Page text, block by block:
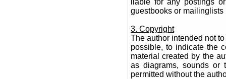
liable for any postings
guestbooks or
3. Copyright
The author intended not
possible, to indicate the
material created by the
as diagrams, sounds or
permitted without the